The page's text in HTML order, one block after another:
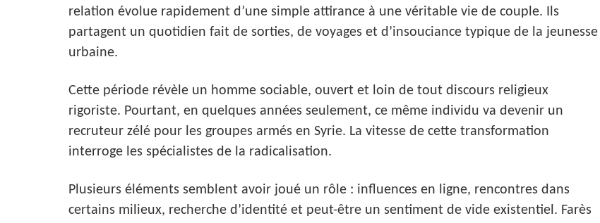
relation évolue rapidement d’une simple attirance à une véritable vie de couple. Ils
partagent un quotidien fait de sorties, de voyages et d’insouciance typique de la jeunesse
urbaine.
Cette période révèle un homme sociable, ouvert et loin de tout discours religieux
rigoriste. Pourtant, en quelques années seulement, ce même individu va devenir un
recruteur zélé pour les groupes armés en Syrie. La vitesse de cette transformation
interroge les spécialistes de la radicalisation.
Plusieurs éléments semblent avoir joué un rôle : influences en ligne, rencontres dans
certains milieux, recherche d’identité et peut-être un sentiment de vide existentiel. Farès